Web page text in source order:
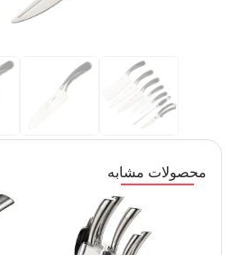
محصولات مشابه